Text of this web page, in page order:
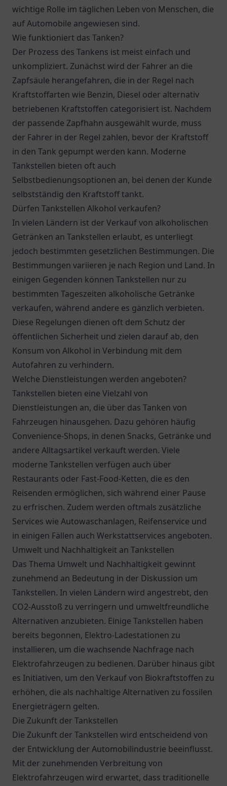
wichtige Rolle im täglichen Leben von Menschen, die
auf Automobile angewiesen sind.
Wie funktioniert das Tanken?
Der Prozess des Tankens ist meist einfach und
unkompliziert. Zunächst wird der Fahrer an die
Zapfsäule herangefahren, die in der Regel nach
Kraftstoffarten wie Benzin, Diesel oder alternativ
betriebenen Kraftstoffen categorisiert ist. Nachdem
der passende Zapfhahn ausgewählt wurde, muss
der Fahrer in der Regel zahlen, bevor der Kraftstoff
in den Tank gepumpt werden kann. Moderne
Tankstellen bieten oft auch
Selbstbedienungsoptionen an, bei denen der Kunde
selbstständig den Kraftstoff tankt.
Dürfen Tankstellen Alkohol verkaufen?
In vielen Ländern ist der Verkauf von alkoholischen
Getränken an Tankstellen erlaubt, es unterliegt
jedoch bestimmten gesetzlichen Bestimmungen. Die
Bestimmungen variieren je nach Region und Land. In
einigen Gegenden können Tankstellen nur zu
bestimmten Tageszeiten alkoholische Getränke
verkaufen, während andere es gänzlich verbieten.
Diese Regelungen dienen oft dem Schutz der
öffentlichen Sicherheit und zielen darauf ab, den
Konsum von Alkohol in Verbindung mit dem
Autofahren zu verhindern.
Welche Dienstleistungen werden angeboten?
Tankstellen bieten eine Vielzahl von
Dienstleistungen an, die über das Tanken von
Fahrzeugen hinausgehen. Dazu gehören häufig
Convenience-Shops, in denen Snacks, Getränke und
andere Alltagsartikel verkauft werden. Viele
moderne Tankstellen verfügen auch über
Restaurants oder Fast-Food-Ketten, die es den
Reisenden ermöglichen, sich während einer Pause
zu erfrischen. Zudem werden oftmals zusätzliche
Services wie Autowaschanlagen, Reifenservice und
in einigen Fällen auch Werkstattservices angeboten.
Umwelt und Nachhaltigkeit an Tankstellen
Das Thema Umwelt und Nachhaltigkeit gewinnt
zunehmend an Bedeutung in der Diskussion um
Tankstellen. In vielen Ländern wird angestrebt, den
CO2-Ausstoß zu verringern und umweltfreundliche
Alternativen anzubieten. Einige Tankstellen haben
bereits begonnen, Elektro-Ladestationen zu
installieren, um die wachsende Nachfrage nach
Elektrofahrzeugen zu bedienen. Darüber hinaus gibt
es Initiativen, um den Verkauf von Biokraftstoffen zu
erhöhen, die als nachhaltige Alternativen zu fossilen
Energieträgern gelten.
Die Zukunft der Tankstellen
Die Zukunft der Tankstellen wird entscheidend von
der Entwicklung der Automobilindustrie beeinflusst.
Mit der zunehmenden Verbreitung von
Elektrofahrzeugen wird erwartet, dass traditionelle